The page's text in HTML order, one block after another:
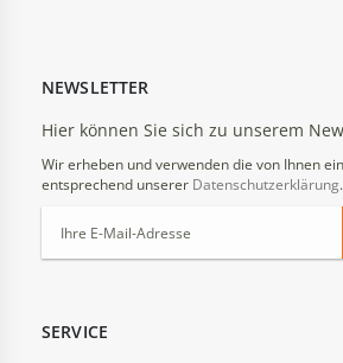
NEWSLETTER
Hier können Sie sich zu unserem
Wir erheben und verwenden die von Ihnen
entsprechend unserer Datenschutzerklärung.
SERVICE